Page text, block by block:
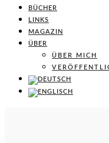
BÜCHER
LINKS
MAGAZIN
ÜBER
ÜBER MICH